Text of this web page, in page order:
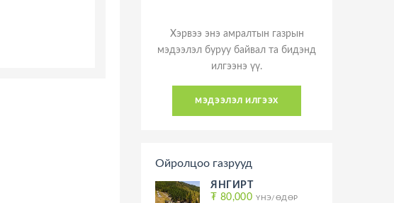
Хэрвээ энэ амралтын газрын
мэдээлэл буруу байвал та бидэнд
илгээнэ үү.
мэдээлэл илгээх
Ойролцоо газрууд
ЯНГИРТ
₮ 80,000 ҮНЭ/ӨДӨР